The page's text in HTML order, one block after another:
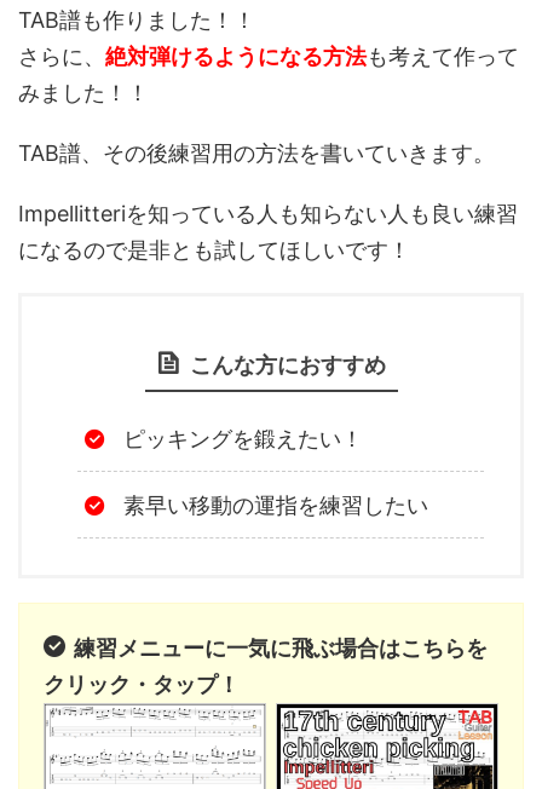
TAB譜も作りました！！
さらに、 絶対弾けるようになる方法も考えて作って
みました！！
TAB譜、その後練習用の方法を書いていきます。
Impellitteriを知っている人も知らない人も良い練習
になるので是非とも試してほしいです！
こんな方におすすめ
ピッキングを鍛えたい！
素早い移動の運指を練習したい
練習メニューに一気に飛ぶ場合はこちらを
クリック・タップ！